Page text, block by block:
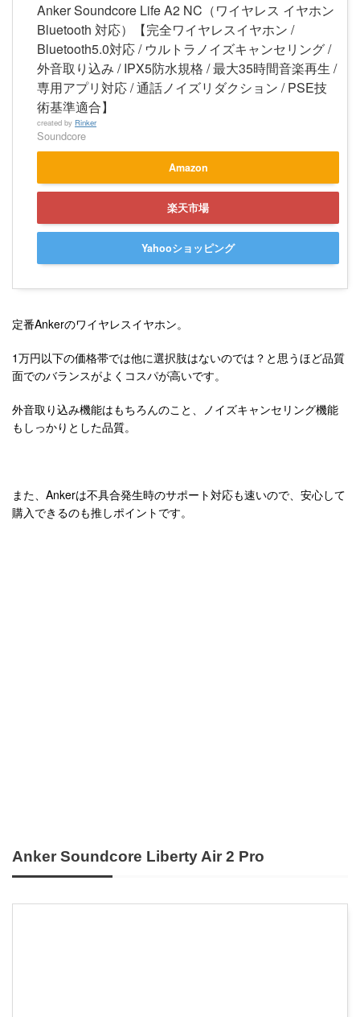
Anker Soundcore Life A2 NC（ワイヤレス イヤホン
Bluetooth 対応）【完全ワイヤレスイヤホン /
Bluetooth5.0対応 / ウルトラノイズキャンセリング /
外音取り込み / IPX5防水規格 / 最大35時間音楽再生 /
専用アプリ対応 / 通話ノイズリダクション / PSE技
術基準適合】
created by Rinker
Soundcore
Amazon
楽天市場
Yahooショッピング
定番Ankerのワイヤレスイヤホン。
1万円以下の価格帯では他に選択肢はないのでは？と思うほど品質
面でのバランスがよくコスパが高いです。
外音取り込み機能はもちろんのこと、ノイズキャンセリング機能
もしっかりとした品質。
また、Ankerは不具合発生時のサポート対応も速いので、安心して
購入できるのも推しポイントです。
Anker Soundcore Liberty Air 2 Pro